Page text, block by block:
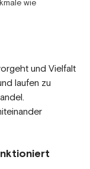
wie
und Vielfalt
laufen zu